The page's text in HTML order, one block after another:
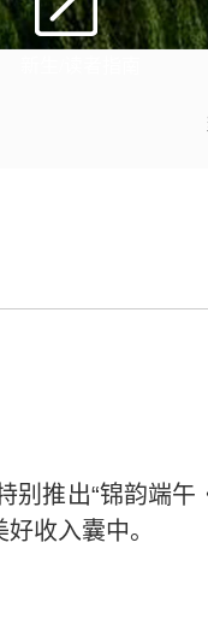
别推出“锦韵端午
收入囊中。